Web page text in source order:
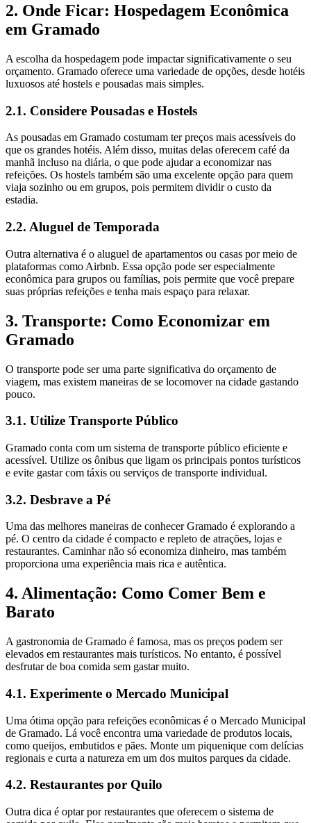
2. Onde Ficar: Hospedagem Econômica
em Gramado
A escolha da hospedagem pode impactar significativamente o seu
orçamento. Gramado oferece uma variedade de opções, desde hotéis
luxuosos até hostels e pousadas mais simples.
2.1. Considere Pousadas e Hostels
As pousadas em Gramado costumam ter preços mais acessíveis do
que os grandes hotéis. Além disso, muitas delas oferecem café da
manhã incluso na diária, o que pode ajudar a economizar nas
refeições. Os hostels também são uma excelente opção para quem
viaja sozinho ou em grupos, pois permitem dividir o custo da
estadia.
2.2. Aluguel de Temporada
Outra alternativa é o aluguel de apartamentos ou casas por meio de
plataformas como Airbnb. Essa opção pode ser especialmente
econômica para grupos ou famílias, pois permite que você prepare
suas próprias refeições e tenha mais espaço para relaxar.
3. Transporte: Como Economizar em
Gramado
O transporte pode ser uma parte significativa do orçamento de
viagem, mas existem maneiras de se locomover na cidade gastando
pouco.
3.1. Utilize Transporte Público
Gramado conta com um sistema de transporte público eficiente e
acessível. Utilize os ônibus que ligam os principais pontos turísticos
e evite gastar com táxis ou serviços de transporte individual.
3.2. Desbrave a Pé
Uma das melhores maneiras de conhecer Gramado é explorando a
pé. O centro da cidade é compacto e repleto de atrações, lojas e
restaurantes. Caminhar não só economiza dinheiro, mas também
proporciona uma experiência mais rica e autêntica.
4. Alimentação: Como Comer Bem e
Barato
A gastronomia de Gramado é famosa, mas os preços podem ser
elevados em restaurantes mais turísticos. No entanto, é possível
desfrutar de boa comida sem gastar muito.
4.1. Experimente o Mercado Municipal
Uma ótima opção para refeições econômicas é o Mercado Municipal
de Gramado. Lá você encontra uma variedade de produtos locais,
como queijos, embutidos e pães. Monte um piquenique com delícias
regionais e curta a natureza em um dos muitos parques da cidade.
4.2. Restaurantes por Quilo
Outra dica é optar por restaurantes que oferecem o sistema de